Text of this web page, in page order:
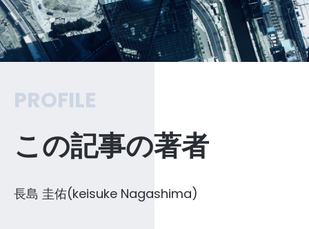
PROFILE
この記事の著者
長島 圭佑(keisuke Nagashima)